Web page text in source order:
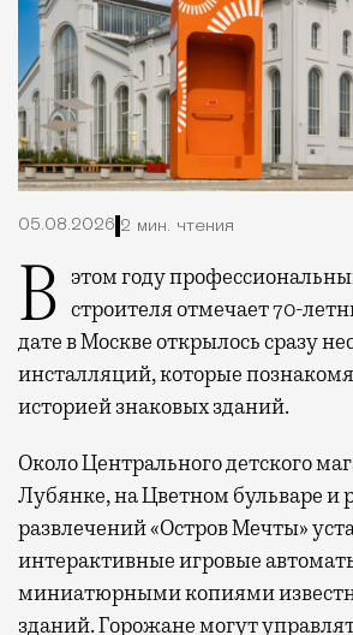
05.08.2026 2 мин. чтения
В этом году профессиональный праздник День строителя отмечает 70-
дате в Москве открылось сразу
инсталляций, которые
историей знаковых зданий.
Около Центрального детского
Лубянке, на Цветном бульваре и
развлечений «Остров Мечты»
интерактивные игровые
миниатюрными копиями
зданий. Горожане могут